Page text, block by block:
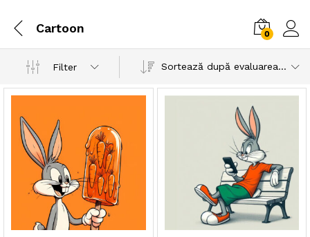
Cartoon 0
Filter Sortează după evaluarea medie